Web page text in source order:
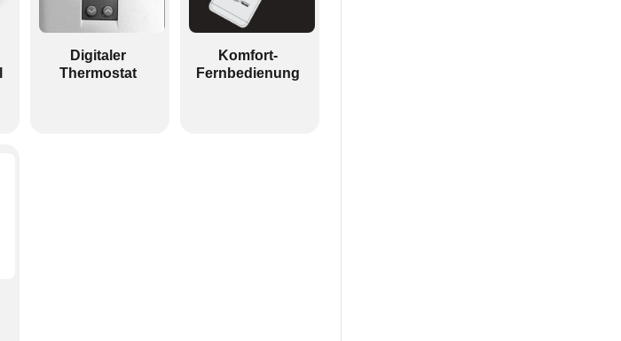
Digitaler
Thermostat
Komfort-
Fernbedienung